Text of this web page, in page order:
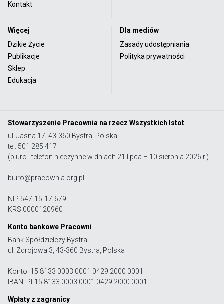
Kontakt
Więcej
Dzikie Życie
Publikacje
Sklep
Edukacja
Dla mediów
Zasady udostępniania
Polityka prywatności
Stowarzyszenie Pracownia na rzecz Wszystkich Istot
ul. Jasna 17, 43-360 Bystra, Polska
tel. 501 285 417
(biuro i telefon nieczynne w dniach 21 lipca – 10 sierpnia 2026 r.)
biuro@pracownia.org.pl
NIP 547-15-17-679
KRS 0000120960
Konto bankowe Pracowni
Bank Spółdzielczy Bystra
ul. Zdrojowa 3, 43-360 Bystra, Polska
Konto: 15 8133 0003 0001 0429 2000 0001
IBAN: PL15 8133 0003 0001 0429 2000 0001
Wpłaty z zagranicy